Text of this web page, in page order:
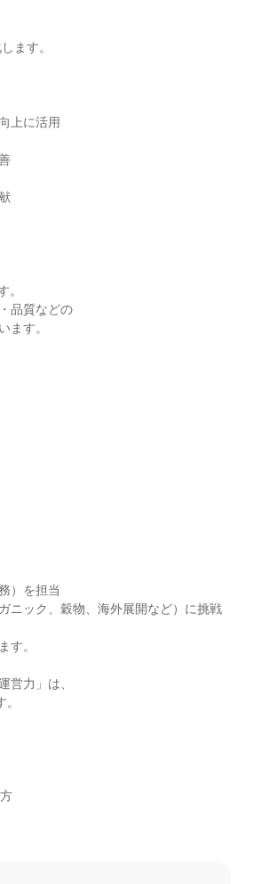
上に活用
。
品質などの
ます。
）を担当
ニック、穀物、海外展開など）に挑戦
す。
営力」は、